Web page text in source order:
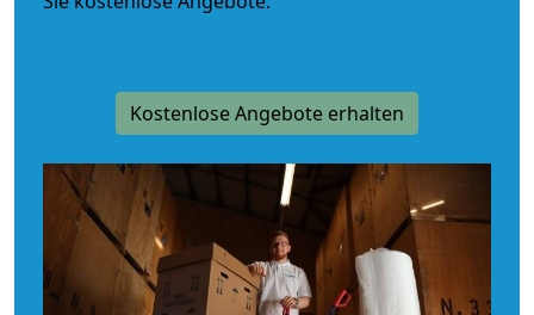
Kostenlose Angebote erhalten